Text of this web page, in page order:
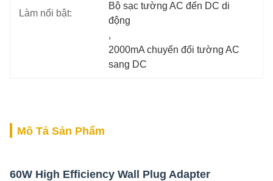
Làm nổi bật:
Bộ sạc tường AC đến DC di
động
,
2000mA chuyển đổi tường AC
sang DC
Mô Tả Sản Phẩm
60W High Efficiency Wall Plug Adapter